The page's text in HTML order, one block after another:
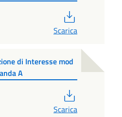
Scarica
di Interesse mod
A
Scarica